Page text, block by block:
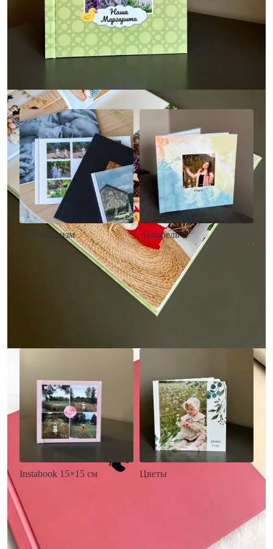
Другие стили фотокниг
Минимализм
• Загрузка фото и текста
Акварель
• Декор в стиле
акварельных красок
• Выбор цвета фона
• Загрузка фото и текста
Заказать
Instabook 15×15 см
• Выбор цвета фона
• Загрузка фото и текста
Заказать
Цветы